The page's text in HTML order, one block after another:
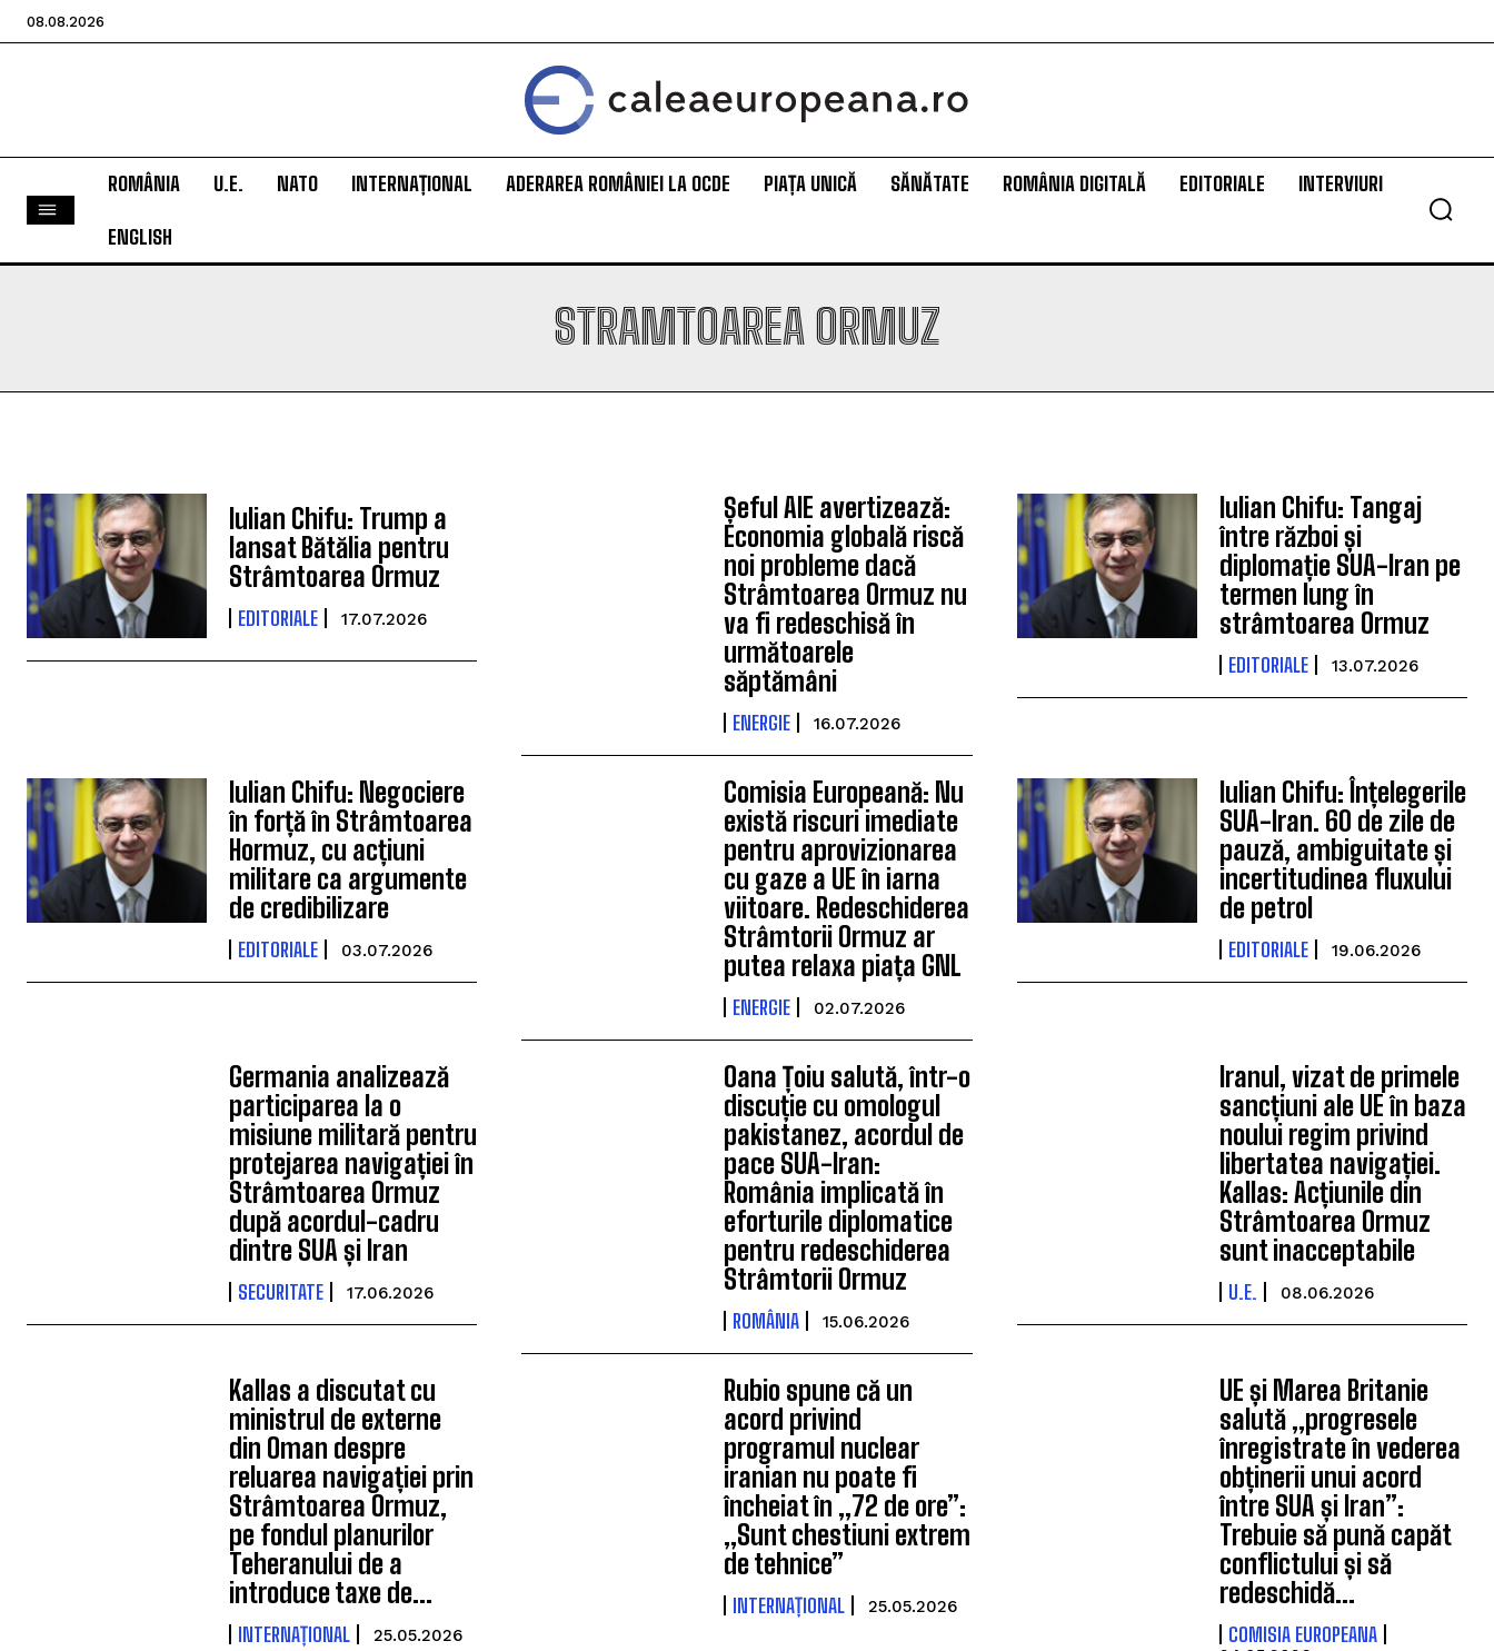
08.08.2026
ROMÂNIA U.E. NATO INTERNAȚIONAL ADERAREA ROMÂNIEI LA OCDE PIAȚA UNICĂ SĂNĂTATE ROMÂNIA DIGITALĂ EDITORIALE INTERVIURI
ENGLISH
STRAMTOAREA ORMUZ
Iulian Chifu: Trump a
lansat Bătălia pentru
Strâmtoarea Ormuz
EDITORIALE 17.07.2026
Șeful AIE avertizează:
Economia globală riscă
noi probleme dacă
Strâmtoarea Ormuz nu
va fi redeschisă în
următoarele
săptămâni
ENERGIE 16.07.2026
Iulian Chifu: Tangaj
între război și
diplomație SUA-Iran pe
termen lung în
strâmtoarea Ormuz
EDITORIALE 13.07.2026
Iulian Chifu: Negociere
în forță în Strâmtoarea
Hormuz, cu acțiuni
militare ca argumente
de credibilizare
EDITORIALE 03.07.2026
Comisia Europeană: Nu
există riscuri imediate
pentru aprovizionarea
cu gaze a UE în iarna
viitoare. Redeschiderea
Strâmtorii Ormuz ar
putea relaxa piața GNL
ENERGIE 02.07.2026
Iulian Chifu: Înțelegerile
SUA-Iran. 60 de zile de
pauză, ambiguitate și
incertitudinea fluxului
de petrol
EDITORIALE 19.06.2026
Germania analizează
participarea la o
misiune militară pentru
protejarea navigației în
Strâmtoarea Ormuz
după acordul-cadru
dintre SUA și Iran
SECURITATE 17.06.2026
Oana Țoiu salută, într-o
discuție cu omologul
pakistanez, acordul de
pace SUA-Iran:
România implicată în
eforturile diplomatice
pentru redeschiderea
Strâmtorii Ormuz
ROMÂNIA 15.06.2026
Iranul, vizat de primele
sancțiuni ale UE în baza
noului regim privind
libertatea navigației.
Kallas: Acțiunile din
Strâmtoarea Ormuz
sunt inacceptabile
U.E. 08.06.2026
Kallas a discutat cu
ministrul de externe
din Oman despre
reluarea navigației prin
Strâmtoarea Ormuz,
pe fondul planurilor
Teheranului de a
introduce taxe de...
INTERNAȚIONAL 25.05.2026
Rubio spune că un
acord privind
programul nuclear
iranian nu poate fi
încheiat în „72 de ore”:
„Sunt chestiuni extrem
de tehnice”
INTERNAȚIONAL 25.05.2026
UE și Marea Britanie
salută „progresele
înregistrate în vederea
obținerii unui acord
între SUA și Iran”:
Trebuie să pună capăt
conflictului și să
redeschidă...
COMISIA EUROPEANA